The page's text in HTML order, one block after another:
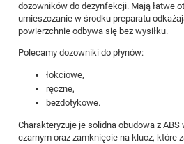
dozowników do dezynfekcji. Mają łatwe
umieszczanie w środku preparatu
powierzchnie odbywa się bez wysiłku.
Polecamy dozowniki do płynów:
łokciowe,
ręczne,
bezdotykowe.
Charakteryzuje je solidna obudowa z ABS
czarnym oraz zamknięcie na klucz, które